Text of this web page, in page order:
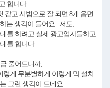
합니다.
같고 시범으로 잘 되면 8개 읍면
는 생각이 들어요. 저도,
를 하려고 실제 광고업자들하고
를 합니다.
줄어드니까,
렇게 무분별하게 이렇게 막 설치
그런 생각이 드네요.